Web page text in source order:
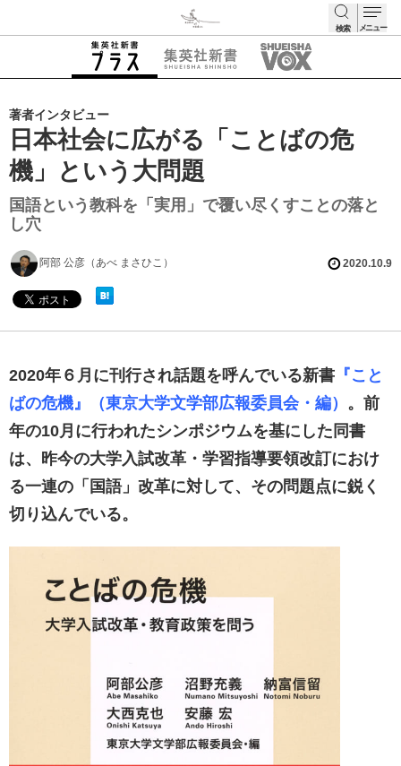
検索 メニュー
著者インタビュー
日本社会に広がる「ことばの危
機」という大問題
国語という教科を「実用」で覆い尽くすことの落と
し穴
阿部 公彦（あべ まさひこ） 2020.10.9
2020年６月に刊行され話題を呼んでいる新書 『こと
ばの危機』（東京大学文学部広報委員会・編） 。前
年の10月に行われたシンポジウムを基にした同書
は、昨今の大学入試改革・学習指導要領改訂におけ
る一連の「国語」改革に対して、その問題点に鋭く
切り込んでいる。